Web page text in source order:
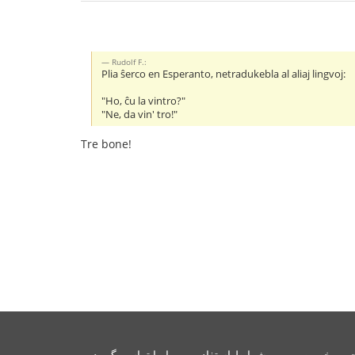
Rudolf F.:
Plia ŝerco en Esperanto, netradukebla al aliaj lingvoj:
"Ho, ĉu la vintro?"
"Ne, da vin' tro!"
Tre bone!